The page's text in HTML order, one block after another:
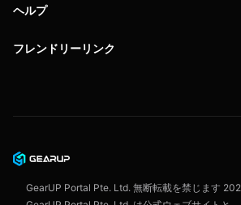
ヘルプ
サポート
ユーザー契約
フレンドリーリンク
GearUP Portal Pte. Ltd. 無断転載を禁じます